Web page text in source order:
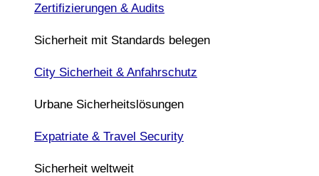
Zertifizierungen & Audits
Sicherheit mit Standards belegen
City Sicherheit & Anfahrschutz
Urbane Sicherheitslösungen
Expatriate & Travel Security
Sicherheit weltweit